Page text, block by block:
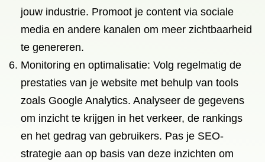
jouw industrie. Promoot je content via sociale
media en andere kanalen om meer zichtbaarheid
te genereren.
Monitoring en optimalisatie: Volg regelmatig de
prestaties van je website met behulp van tools
zoals Google Analytics. Analyseer de gegevens
om inzicht te krijgen in het verkeer, de rankings
en het gedrag van gebruikers. Pas je SEO-
strategie aan op basis van deze inzichten om